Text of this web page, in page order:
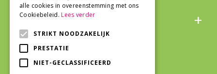
Snel naar
Veilig winkelen
alle cookies in overeenstemming met ons
Cookiebeleid.Lees verder
STRIKT NOODZAKELIJK
PRESTATIE
NIET-GECLASSIFICEERD